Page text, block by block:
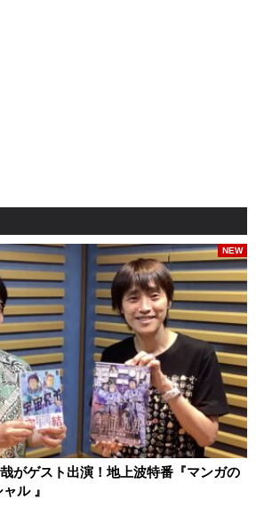
がゲスト出演！地上波特番『マンガの
ル 』
NEW